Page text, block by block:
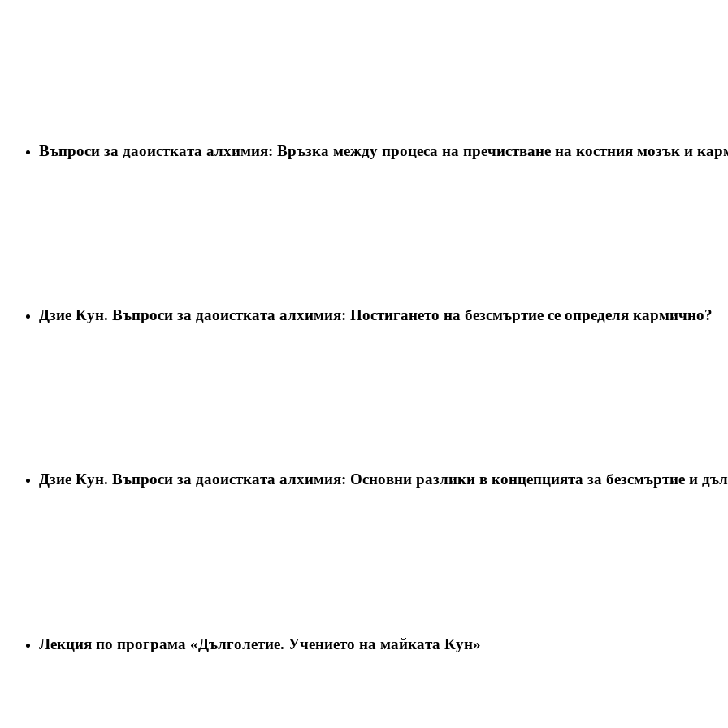
Въпроси за даоистката алхимия: Връзка между процеса на пречистване на костния мозък и
Дзие Кун. Въпроси за даоистката алхимия: Постигането на безсмъртие се определя кармично?
Дзие Кун. Въпроси за даоистката алхимия: Основни разлики в концепцията за безсмъртие и
Лeкция по програма «Дълголетие. Учението на майката Кун»